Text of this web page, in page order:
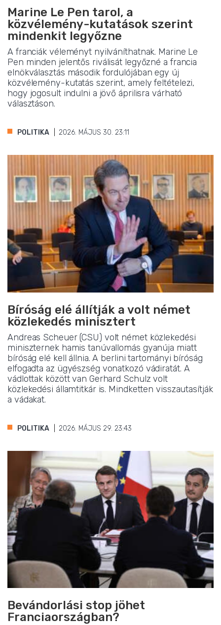
Marine Le Pen tarol, a
közvélemény-kutatások szerint
mindenkit legyőzne
A franciák véleményt nyilváníthatnak. Marine Le
Pen minden jelentős riválisát legyőzné a francia
elnökválasztás második fordulójában egy új
közvélemény-kutatás szerint, amely feltételezi,
hogy jogosult indulni a jövő áprilisra várható
választáson.
POLITIKA 2026. MÁJUS 30. 23:11
Bíróság elé állítják a volt német
közlekedés minisztert
Andreas Scheuer (CSU) volt német közlekedési
miniszternek hamis tanúvallomás gyanúja miatt
bíróság elé kell állnia. A berlini tartományi bíróság
elfogadta az ügyészség vonatkozó vádiratát. A
vádlottak között van Gerhard Schulz volt
közlekedési államtitkár is. Mindketten visszautasítják
a vádakat.
POLITIKA 2026. MÁJUS 29. 23:43
Bevándorlási stop jöhet
Franciaországban?